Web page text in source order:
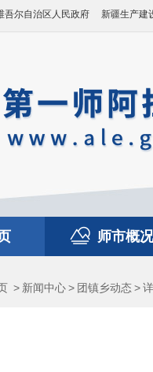
吾尔自治区人民政府 新疆生产建
师市概况
> 新闻中心> 团镇乡动态>